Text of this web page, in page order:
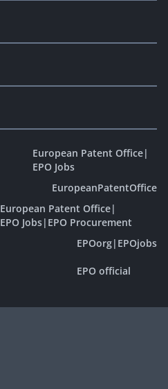
European Patent Office|
EPO Jobs
EuropeanPatentOffice
European Patent Office|
EPO Jobs| EPO Procurement
EPOorg| EPOjobs
EPO official